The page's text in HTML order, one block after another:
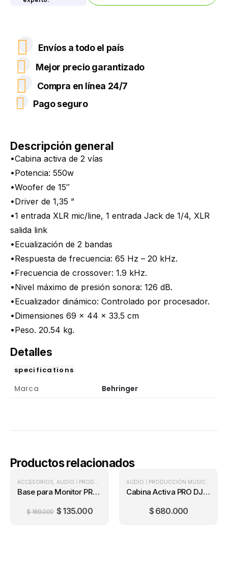
Envíos a todo el país
Mejor precio garantizado
Compra en línea 24/7
Pago seguro
Descripción general
•Cabina activa de 2 vías
•Potencia: 550w
•Woofer de 15″
•Driver de 1,35 ”
•1 entrada XLR mic/line, 1 entrada Jack de 1/4, XLR
salida link
•Ecualización de 2 bandas
•Respuesta de frecuencia: 65 Hz – 20 kHz.
•Frecuencia de crossover: 1.9 kHz.
•Nivel máximo de presión sonora: 126 dB.
•Ecualizador dinámico: Controlado por procesador.
•Dimensiones 69 x 44 x 33.5 cm
•Peso. 20.54 kg.
Detalles
specifications
Marca Behringer
Productos relacionados
PRECIO ONLINE
ACCESORIOS AUDIO / PRODUCCIÓN MUSICAL
Base para Monitor PROEL KP840
$169.000 $ 135.000
Cabina Activa PRO DJ PB12E-MP3 SYS (Base + Mic)
$680.000